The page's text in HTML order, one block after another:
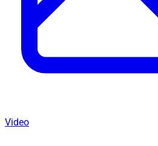
Video